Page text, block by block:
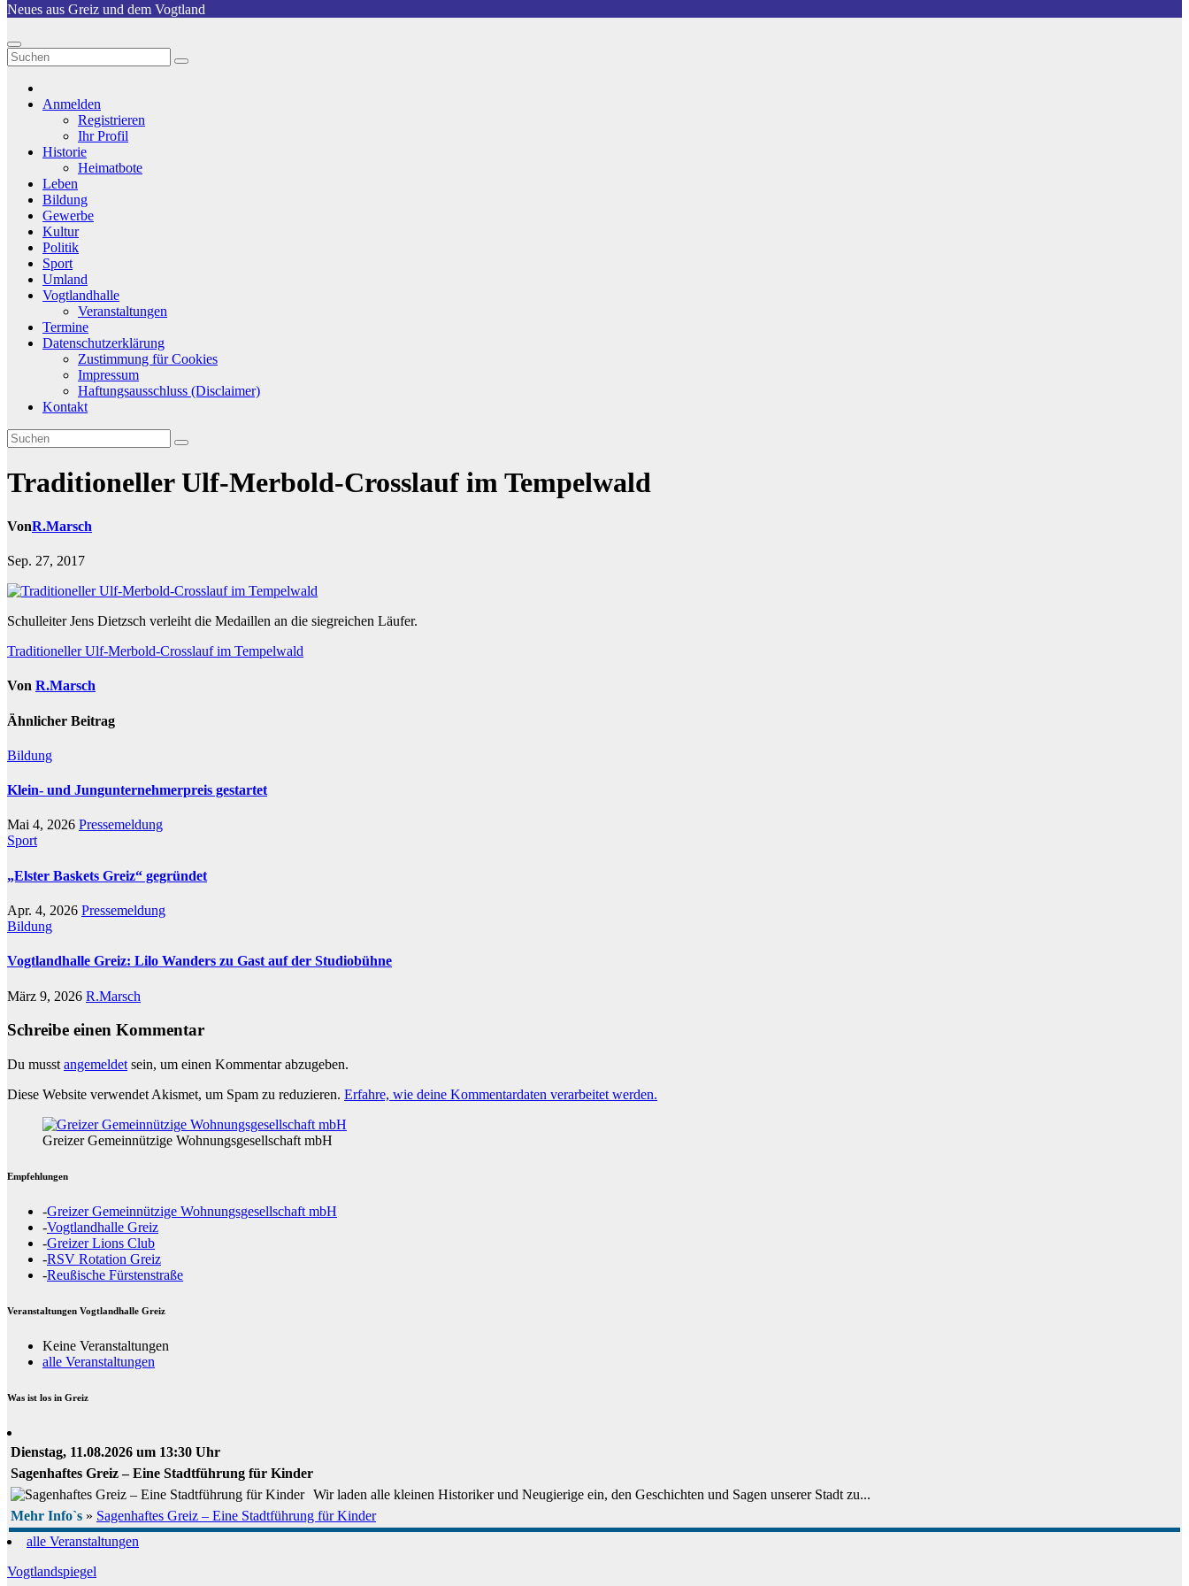
Neues aus Greiz und dem Vogtland
Anmelden
Registrieren
Ihr Profil
Historie
Heimatbote
Leben
Bildung
Gewerbe
Kultur
Politik
Sport
Umland
Vogtlandhalle
Veranstaltungen
Termine
Datenschutzerklärung
Zustimmung für Cookies
Impressum
Haftungsausschluss (Disclaimer)
Kontakt
Traditioneller Ulf-Merbold-Crosslauf im Tempelwald
VonR.Marsch
Sep. 27, 2017
Schulleiter Jens Dietzsch verleiht die Medaillen an die siegreichen Läufer.
Beitragsnavigation
Traditioneller Ulf-Merbold-Crosslauf im Tempelwald
Von R.Marsch
Ähnlicher Beitrag
Bildung
Klein- und Jungunternehmerpreis gestartet
Mai 4, 2026 Pressemeldung
Sport
„Elster Baskets Greiz“ gegründet
Apr. 4, 2026 Pressemeldung
Bildung
Vogtlandhalle Greiz: Lilo Wanders zu Gast auf der Studiobühne
März 9, 2026 R.Marsch
Schreibe einen Kommentar
Du musst angemeldet sein, um einen Kommentar abzugeben.
Diese Website verwendet Akismet, um Spam zu reduzieren. Erfahre, wie deine Kommentardaten verarbeitet werden.
Greizer Gemeinnützige Wohnungsgesellschaft mbH
Empfehlungen
-Greizer Gemeinnützige Wohnungsgesellschaft mbH
-Vogtlandhalle Greiz
-Greizer Lions Club
-RSV Rotation Greiz
-Reußische Fürstenstraße
Veranstaltungen Vogtlandhalle Greiz
Keine Veranstaltungen
alle Veranstaltungen
Was ist los in Greiz
Dienstag, 11.08.2026 um 13:30 Uhr
Sagenhaftes Greiz – Eine Stadtführung für Kinder
Wir laden alle kleinen Historiker und Neugierige ein, den Geschichten und Sagen unserer Stadt zu...
Mehr Info`s » Sagenhaftes Greiz – Eine Stadtführung für Kinder
alle Veranstaltungen
Vogtlandspiegel